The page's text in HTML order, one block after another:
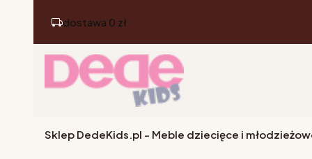
dostawa 0 zł
Sklep DedeKids.pl - Meble dziecięce i